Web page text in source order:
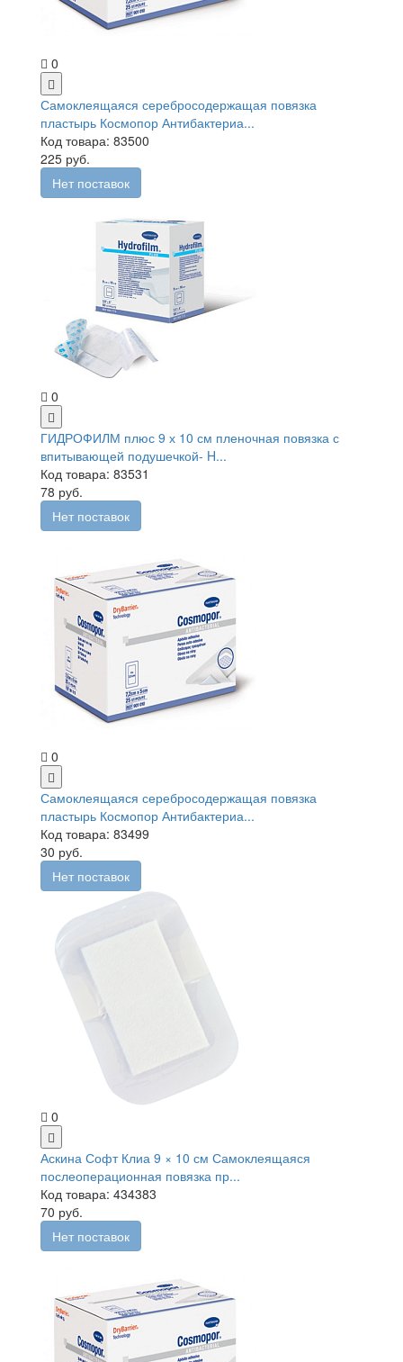
0
Самоклеящаяся серебросодержащая повязка
пластырь Космопор Антибактериа...
Код товара: 83500
225 руб.
Нет поставок
0
ГИДРОФИЛМ плюс 9 х 10 см пленочная повязка с
впитывающей подушечкой- H...
Код товара: 83531
78 руб.
Нет поставок
0
Самоклеящаяся серебросодержащая повязка
пластырь Космопор Антибактериа...
Код товара: 83499
30 руб.
Нет поставок
0
Аскина Софт Клиа 9 × 10 см Самоклеящаяся
послеоперационная повязка пр...
Код товара: 434383
70 руб.
Нет поставок